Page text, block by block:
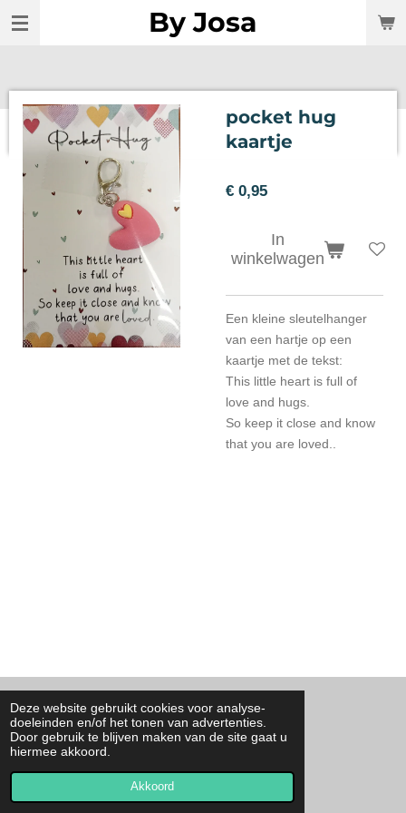
Deze website gebruikt cookies voor analyse-
doeleinden en/of het tonen van advertenties.
Door gebruik te blijven maken van de site gaat u
hiermee akkoord.
Akkoord
Ga
hoofdinhoud
By Josa
pocket hug
kaartje
€ 0,95
In
winkelwagen
Een kleine sleutelhanger
van een hartje op een
kaartje met de tekst:
This little heart is full of
love and hugs.
So keep it close and know
that you are loved..
F
a
c
e
b
o
I
n
s
t
a
r
T
i
k
T
o
W
h
a
s
A
p
Contact
JouwWeb